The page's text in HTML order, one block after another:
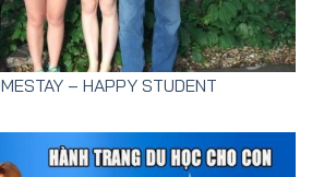
– HAPPY STUDENT